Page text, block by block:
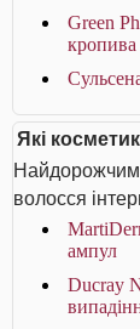
Green
кропива
Які
волосся
ампул
Ducray